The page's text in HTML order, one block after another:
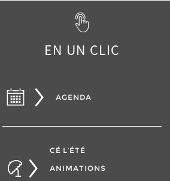
EN UN CLIC
AGENDA
CÉ L’ÉTÉ
ANIMATIONS